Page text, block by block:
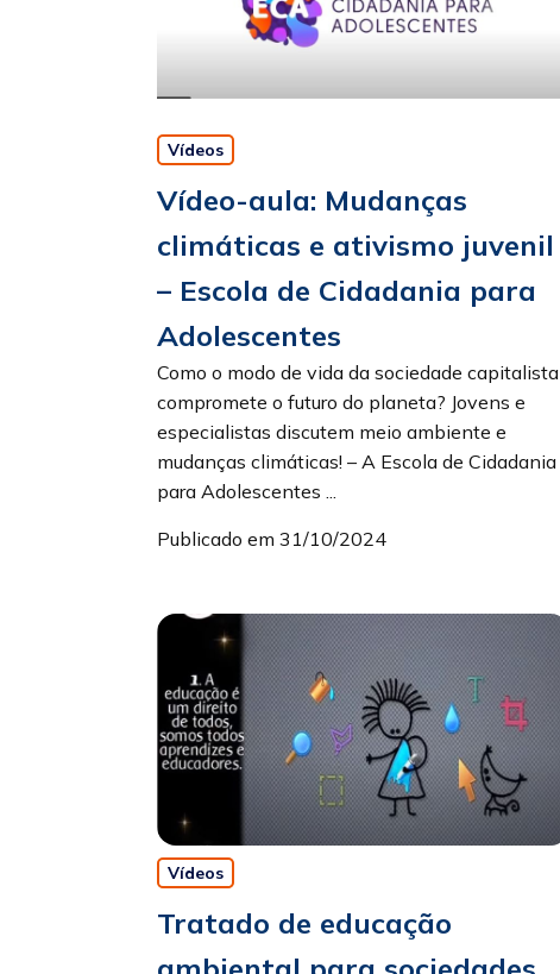
Vídeos
Vídeo-aula: Mudanças
climáticas e ativismo juvenil
– Escola de Cidadania para
Adolescentes
Como o modo de vida da sociedade capitalista
compromete o futuro do planeta? Jovens e
especialistas discutem meio ambiente e
mudanças climáticas! – A Escola de Cidadania
para Adolescentes ...
Publicado em 31/10/2024
Vídeos
Tratado de educação